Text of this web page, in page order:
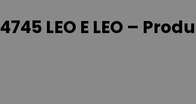
4745 LEO E LEO –